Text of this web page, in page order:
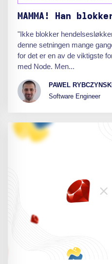
MAMMA! Han
"Ikke blokker
denne setningen mange
for det er en av de viktigste
med Node. Men...
PAWEL RYBCZYNSKI
Software Engineer